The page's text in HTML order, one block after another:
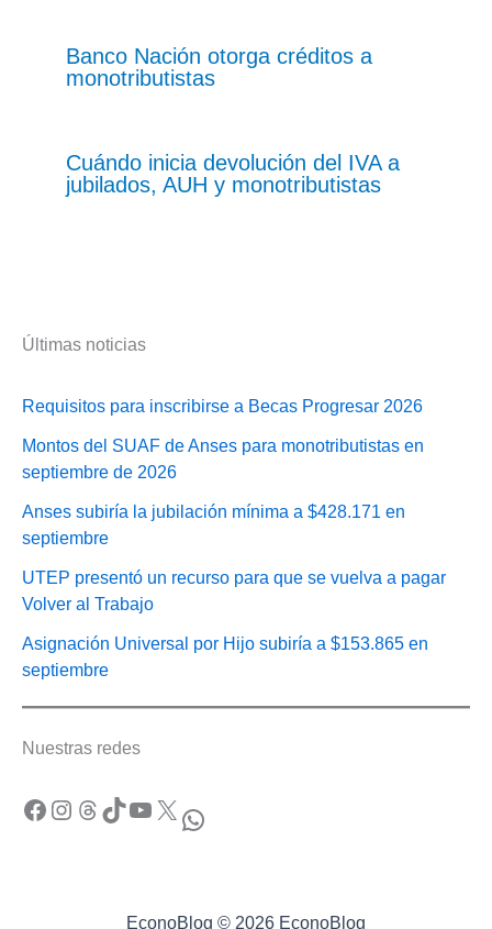
Banco Nación otorga créditos a
monotributistas
Cuándo inicia devolución del IVA a
jubilados, AUH y monotributistas
Últimas noticias
Requisitos para inscribirse a Becas Progresar 2026
Montos del SUAF de Anses para monotributistas en
septiembre de 2026
Anses subiría la jubilación mínima a $428.171 en
septiembre
UTEP presentó un recurso para que se vuelva a pagar
Volver al Trabajo
Asignación Universal por Hijo subiría a $153.865 en
septiembre
Nuestras redes
Facebook Instagram Threads TikTok YouTube X WhatsApp
EconoBlog © 2026 EconoBlog